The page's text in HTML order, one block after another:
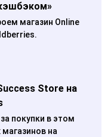
магазин Оnline
Store на
покупки в этом
на